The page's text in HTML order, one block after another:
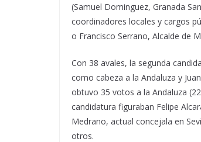
(Samuel Dominguez, Granada
coordinadores locales y cargos
o Francisco Serrano, Alcalde de
Con 38 avales, la segunda
como cabeza a la Andaluza y
obtuvo 35 votos a la Andaluza
candidatura figuraban Felipe
Medrano, actual concejala en
otros.